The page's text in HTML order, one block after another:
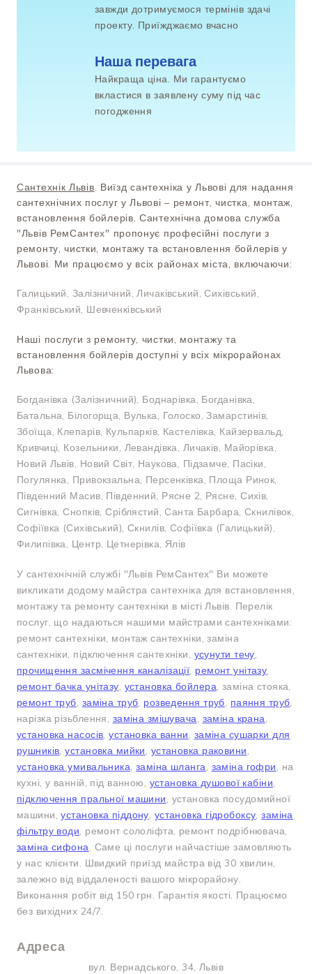
завжди дотримуємося термінів здачі
проекту. Приїжджаємо вчасно
Наша перевага
Найкраща ціна. Ми гарантуємо
вкластися в заявлену суму під час
погодження
Сантехнік Львів . Виїзд сантехніка у Львові для надання
сантехнічних послуг у Львові – ремонт, чистка, монтаж,
встановлення бойлерів. Сантехнічна домова служба
"Львів РемСантех" пропонує професійні послуги з
ремонту, чистки, монтажу та встановлення бойлерів у
Львові. Ми працюємо у всіх районах міста, включаючи:
Галицький, Залізничний, Личаківський, Сихівський,
Франківський, Шевченківський
Наші послуги з ремонту, чистки, монтажу та
встановлення бойлерів доступні у всіх мікрорайонах
Львова:
Богданівка (Залізничний), Боднарівка, Богданівка,
Батальна, Білогорща, Вулька, Голоско, Замарстинів,
Збоїща, Клепарів, Кульпарків, Кастелівка, Кайзервальд,
Кривчиці, Козельники, Левандівка, Личаків, Майорівка,
Новий Львів, Новий Світ, Наукова, Підзамче, Пасіки,
Погулянка, Привокзальна, Персенківка, Площа Ринок,
Південний Масив, Південний, Рясне 2, Рясне, Сихів,
Сигнівка, Снопків, Сріблястий, Санта Барбара, Скнилівок,
Софіївка (Сихівський), Скнилів, Софіївка (Галицький),
Филипівка, Центр, Цетнерівка, Ялів
У сантехнічній службі "Львів РемСантех" Ви можете
викликати додому майстра сантехніка для встановлення,
монтажу та ремонту сантехніки в місті Львів. Перелік
послуг, що надаються нашими майстрами сантехніками:
ремонт сантехніки, монтаж сантехніки, заміна
сантехніки, підключення сантехніки, усунути течу
прочищення засмічення каналізації ремонт унітазу
ремонт бачка унітазу установка бойлера , заміна стояка,
ремонт труб заміна труб розведення труб паяння труб
нарізка різьблення, заміна змішувача заміна крана
установка насосів ,установка ванни заміна сушарки для
рушників ,установка мийки установка раковини
установка умивальника заміна шланга заміна гофри , на
кухні, у ванній, під ванною, установка душової кабіни
підключення пральної машини , установка посудомийної
машини,установка піддону установка гідробоксу ,заміна
фільтру води , ремонт сололіфта, ремонт подрібнювача,
заміна сифона . Саме ці послуги найчастіше замовляють
у нас клієнти. Швидкий приїзд майстра від 30 хвилин,
залежно від віддаленості вашого мікрорайону.
Виконання робіт від 150 грн. Гарантія якості. Працюємо
без вихідних 24/7.
Адреса
вул. Вернадського, 34, Львів